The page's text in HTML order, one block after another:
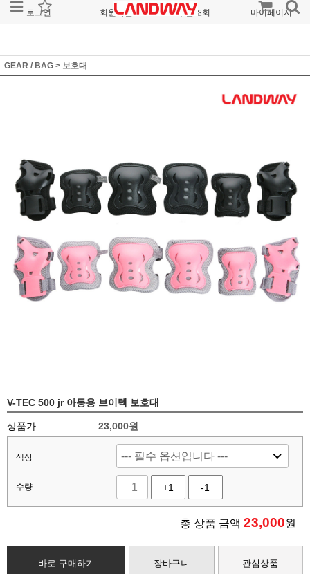
로그인 회원가입 주문조회 마이페이지
GEAR / BAG > 보호대
V-TEC 500 jr 아동용 브이텍 보호대
상품가 23,000원
색상
수량 +1 -1
총 상품 금액 23,000원
바로 구매하기 장바구니 관심상품